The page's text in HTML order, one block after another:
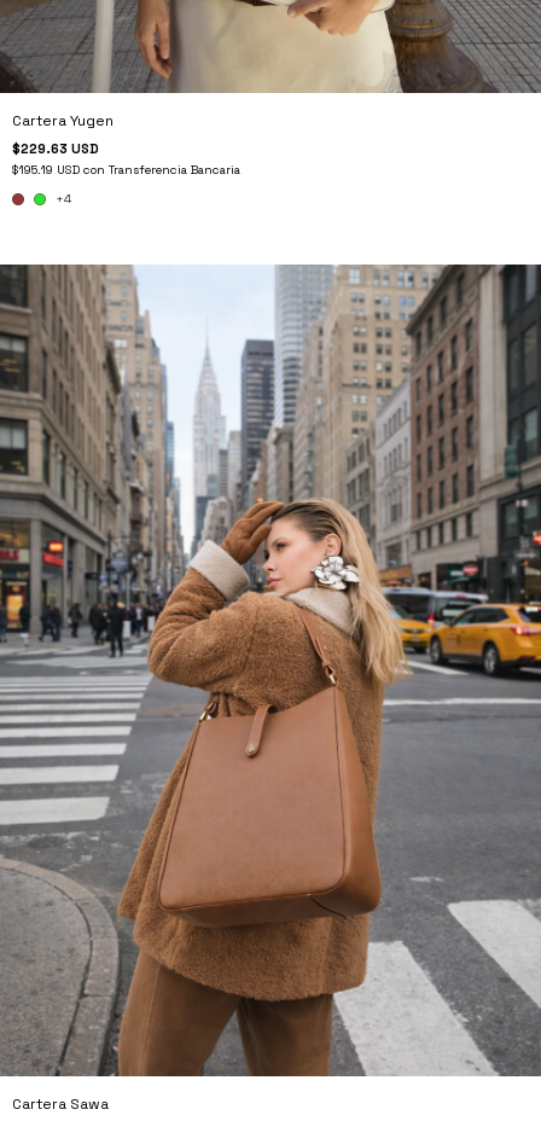
Cartera Yugen
$229.63 USD
$195.19 USD con Transferencia Bancaria
+4
Cartera Sawa